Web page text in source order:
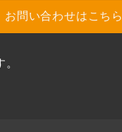
お問い合わせはこちら